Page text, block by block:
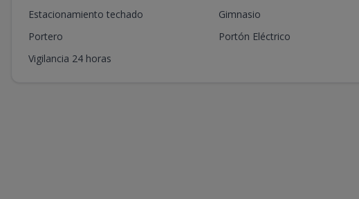
Estacionamiento techado
Gimnasio
Portero
Portón Eléctrico
Vigilancia 24 horas